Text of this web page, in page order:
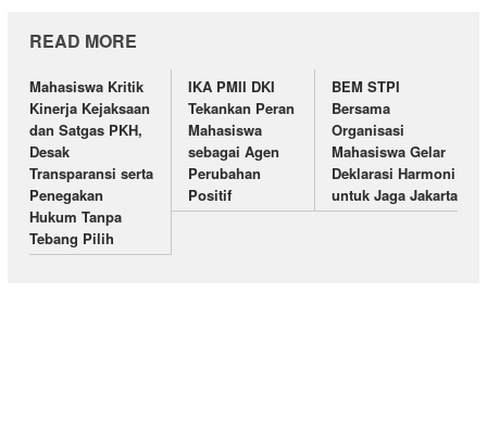
READ MORE
Mahasiswa Kritik
Kinerja Kejaksaan
dan Satgas PKH,
Desak
Transparansi serta
Penegakan
Hukum Tanpa
Tebang Pilih
IKA PMII DKI
Tekankan Peran
Mahasiswa
sebagai Agen
Perubahan
Positif
BEM STPI
Bersama
Organisasi
Mahasiswa Gelar
Deklarasi Harmoni
untuk Jaga Jakarta